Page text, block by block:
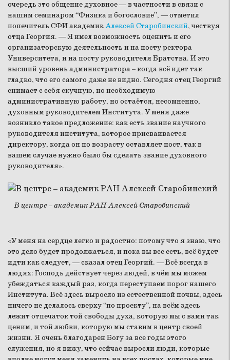
очередь это общение духовное — в частности в связи с
нашим семинаром “Физика и богословие”, — отметил
попечитель СФИ академикАлексей Старобинский, чествуя
отца Георгия. — Я имел возможность оценить и его
организаторскую деятельность и на посту ректора
Университета, и на посту руководителя Братства. И это
высший уровень администратора – когда всё идет так
гладко, что его самого даже не видно. Сегодня отец Георгий
снимает с себя скучную, но необходимую
административную работу, но остаётся, несомненно,
духовным руководителем Института. У меня даже
возникло такое предложение: как есть звание научного
руководителя института, которое присваивается
директору, когда он по возрасту оставляет пост, так в
вашем случае нужно было бы сделать звание духовного
руководителя».
В центре – академик РАН Алексей Старобинский
«У меня на сердце легко и радостно: потому что я знаю, что
это дело будет продолжаться, и пока вы все есть, всё будет
идти как следует, — сказал отец Георгий. — Всё всегда в
людях: Господь действует через людей, в чём мы можем
убеждаться каждый раз, когда переступаем порог нашего
Института. Всё здесь выросло из естественной почвы, здесь
ничего не делалось сверху “по проекту”, на всём здесь
лежит отпечаток той свободы духа, которую мы с вами так
ценим, и той любви, которую мы ставим в центр своей
жизни. Я очень благодарен Богу за все годы этого
служения, но я вижу, что сейчас выросли люди, которые